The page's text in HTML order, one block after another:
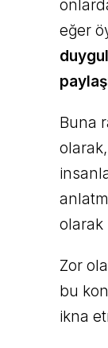
eğer
Buna
olarak
Zor
bu
ikna